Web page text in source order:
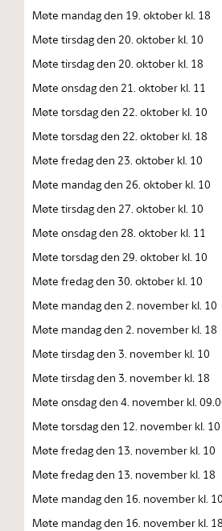
Møte mandag den 19. oktober kl. 18
Møte tirsdag den 20. oktober kl. 10
Møte tirsdag den 20. oktober kl. 18
Møte onsdag den 21. oktober kl. 11
Møte torsdag den 22. oktober kl. 10
Møte torsdag den 22. oktober kl. 18
Møte fredag den 23. oktober kl. 10
Møte mandag den 26. oktober kl. 10
Møte tirsdag den 27. oktober kl. 10
Møte onsdag den 28. oktober kl. 11
Møte torsdag den 29. oktober kl. 10
Møte fredag den 30. oktober kl. 10
Møte mandag den 2. november kl. 10
Møte mandag den 2. november kl. 18
Møte tirsdag den 3. november kl. 10
Møte tirsdag den 3. november kl. 18
Møte onsdag den 4. november kl.
Møte torsdag den 12. november kl. 10
Møte fredag den 13. november kl. 10
Møte fredag den 13. november kl. 18
Møte mandag den 16. november kl. 10
Møte mandag den 16. november kl. 18